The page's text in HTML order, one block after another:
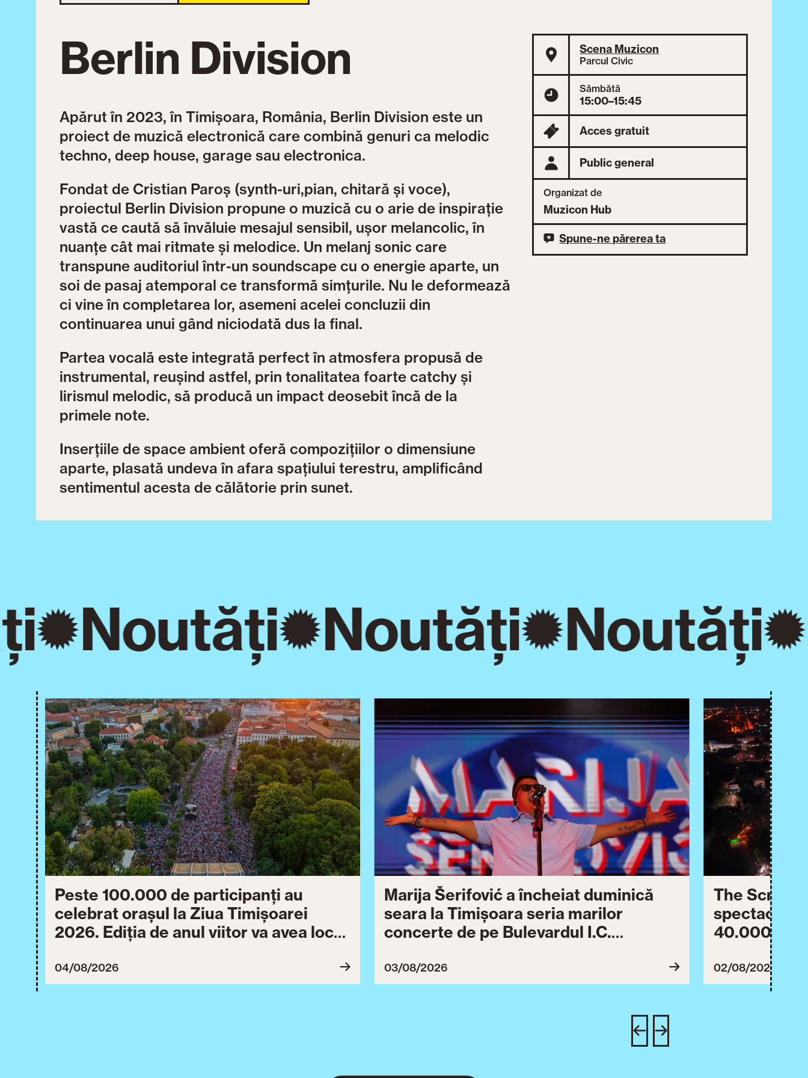
Berlin Division
Apărut în 2023, în Timișoara, România, Berlin Division este un
proiect de muzică electronică care combină genuri ca melodic
techno, deep house, garage sau electronica.
Fondat de Cristian Paroș (synth-uri,pian, chitară și voce),
proiectul Berlin Division propune o muzică cu o arie de inspirație
vastă ce caută să învăluie mesajul sensibil, ușor melancolic, în
nuanțe cât mai ritmate și melodice. Un melanj sonic care
transpune auditoriul într-un soundscape cu o energie aparte, un
soi de pasaj atemporal ce transformă simțurile. Nu le deformează
ci vine în completarea lor, asemeni acelei concluzii din
continuarea unui gând niciodată dus la final.
Partea vocală este integrată perfect în atmosfera propusă de
instrumental, reușind astfel, prin tonalitatea foarte catchy și
lirismul melodic, să producă un impact deosebit încă de la
primele note.
Inserțiile de space ambient oferă compozițiilor o dimensiune
aparte, plasată undeva în afara spațiului terestru, amplificând
sentimentul acesta de călătorie prin sunet.
Scena Muzicon
Parcul Civic
Sâmbătă
15:00–15:45
Acces gratuit
Public general
Organizat de
Muzicon Hub
Spune-ne părerea ta
Noutăți Noutăți Noutăți
Peste 100.000 de participanți au
celebrat orașul la Ziua Timișoarei
2026. Ediția de anul viitor va avea loc
04/08/2026
Marija Šerifović a încheiat duminică
seara la Timișoara seria marilor
concerte de pe Bulevardul I.C.
Ziua Timișoarei continuă astăzi cu o
ultimă serie de evenimente culturale
03/08/2026
The Script
40.000 de
împreună
02/08/2026